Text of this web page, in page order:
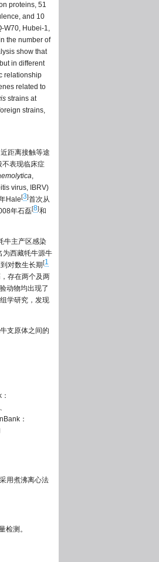
proteins, 51
and 10
W70, Hubei-1,
the number of
show that
in different
relationship
related to
strains at
strains,
距离接触等途
不表现临床症
,
virus, IBRV)
Hale[3]首次从
年石磊[8]和
牛主产区感染
为西藏牦牛源牛
对数生长期[1
存在两个及两
动物均出现了
学研究，发现
支原体之间的
：
用煮沸离心法
检测。